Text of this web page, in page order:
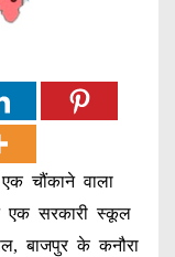
चौंकाने वाला
एक सरकारी स्कूल
बाजपुर के कनौरा